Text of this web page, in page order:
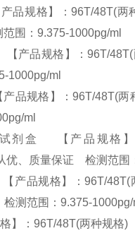
规格】：96T/48T(两
围：9.375-1000pg/ml
产品规格】：96T/
1000pg/ml
品规格】：96T/48T(
ml
剂盒 【产品规格
优、质量保证 检测范围
品规格】：96T/
测范围：9.375-
：96T/48T(两种规